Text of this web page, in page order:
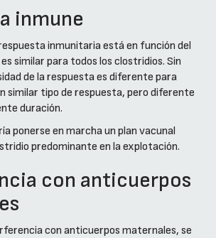
inmune
inmunitaria está en función del
similar para todos los clostridios. Sin
de la respuesta es diferente para
similar tipo de respuesta, pero diferente
duración.
ponerse en marcha un plan vacunal
predominante en la explotación.
con anticuerpos
con anticuerpos maternales, se